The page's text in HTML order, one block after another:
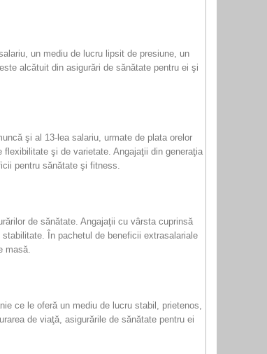
un mediu de lucru lipsit de presiune, un
alcătuit din asigurări de sănătate pentru ei şi
şi al 13-lea salariu, urmate de plata orelor
şi de varietate. Angajaţii din generaţia
pentru sănătate şi fitness.
de sănătate. Angajaţii cu vârsta cuprinsă
În pachetul de beneficii extrasalariale
masă.
ce le oferă un mediu de lucru stabil, prietenos,
de viaţă, asigurările de sănătate pentru ei